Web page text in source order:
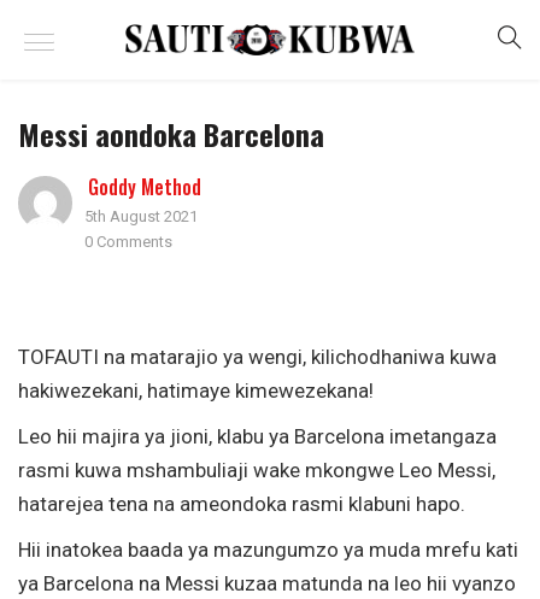
Messi aondoka Barcelona
Goddy Method
5th August 2021
0 Comments
TOFAUTI na matarajio ya wengi, kilichodhaniwa kuwa
hakiwezekani, hatimaye kimewezekana!
Leo hii majira ya jioni, klabu ya Barcelona imetangaza
rasmi kuwa mshambuliaji wake mkongwe Leo Messi,
hatarejea tena na ameondoka rasmi klabuni hapo.
Hii inatokea baada ya mazungumzo ya muda mrefu kati
ya Barcelona na Messi kuzaa matunda na leo hii vyanzo